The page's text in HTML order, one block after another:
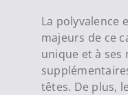
La polyvalence
majeurs de ce
unique et à ses
têtes. De plus,